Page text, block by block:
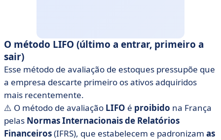
O método LIFO (último a entrar, primeiro a
sair)
Esse método de avaliação de estoques pressupõe que
a empresa descarte primeiro os ativos adquiridos
mais recentemente.
⚠️ O método de avaliação LIFO é proibido na França
pelas Normas Internacionais de Relatórios
Financeiros(IFRS), que estabelecem e padronizam as